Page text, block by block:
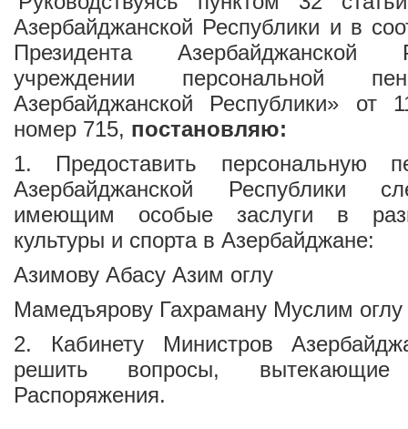
Азербайджанской Республики и в
Президента Азербайджанской
учреждении персональной
Азербайджанской Республики» от
номер 715, постановляю:
1. Предоставить персональную
Азербайджанской Республики
имеющим особые заслуги в
культуры и спорта в Азербайджане:
Азимову Абасу Азим оглу
Мамедъярову Гахраману Муслим оглу
2. Кабинету Министров
решить вопросы,
Распоряжения.